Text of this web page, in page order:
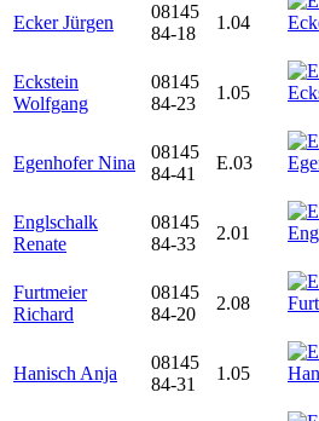
Ecker Jürgen
08145
84-18
1.04
Eckstein
Wolfgang
08145
84-23
1.05
Egenhofer Nina
08145
84-41
E.03
Englschalk
Renate
08145
84-33
2.01
Furtmeier
Richard
08145
84-20
2.08
Hanisch Anja
08145
84-31
1.05